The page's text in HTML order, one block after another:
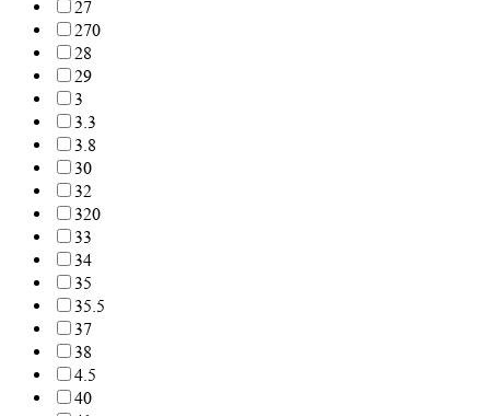
27
270
28
29
3
3.3
3.8
30
32
320
33
34
35
35.5
37
38
4.5
40